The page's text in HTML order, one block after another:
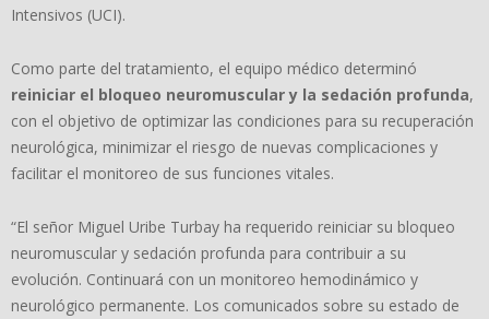
Intensivos (UCI).
Como parte del tratamiento, el equipo médico determinó
reiniciar el bloqueo neuromuscular y la sedación profunda,
con el objetivo de optimizar las condiciones para su recuperación
neurológica, minimizar el riesgo de nuevas complicaciones y
facilitar el monitoreo de sus funciones vitales.
“El señor Miguel Uribe Turbay ha requerido reiniciar su bloqueo
neuromuscular y sedación profunda para contribuir a su
evolución. Continuará con un monitoreo hemodinámico y
neurológico permanente. Los comunicados sobre su estado de